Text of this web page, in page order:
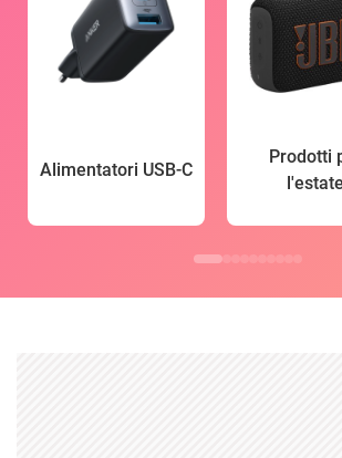
Alimentatori USB-C
Prodotti
l'estate